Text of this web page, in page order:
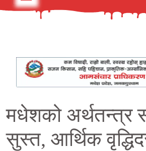
मधेशको अर्थतन्त्र
सुस्त, आर्थिक